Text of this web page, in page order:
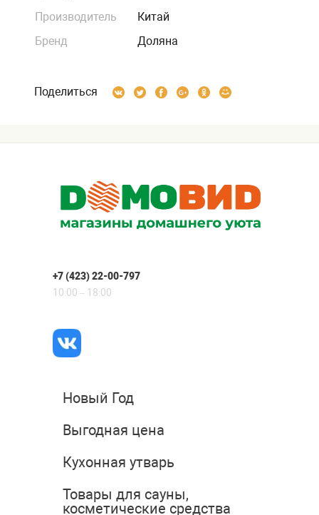
Производитель
Китай
Бренд
Доляна
Поделиться
+7 (423) 22-00-797
10:00 – 18:00
Новый Год
Выгодная цена
Кухонная утварь
Товары для сауны,
косметические средства